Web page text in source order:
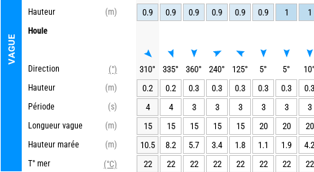
VAGUE
Hauteur
(m)
Houle
Direction
(°)
Hauteur
(m)
Période
(s)
Longueur vague
(m)
Hauteur marée
(m)
T° mer
(°C)
0.9 0.9 0.9 0.9 0.9 0.9 1 1
310° 335° 360° 240° 125° 5° 5° 10
0.2
0.2 0.3 0.3 0.3 0.3 0.3
0.3
4
4 3 3 3 3 3
3
15
15 15 15 15 20 20
20
10.5
8.2 5.7 3.4 1.8 1.1 1.9
4.2
22
22 22 22 22 22 22 22